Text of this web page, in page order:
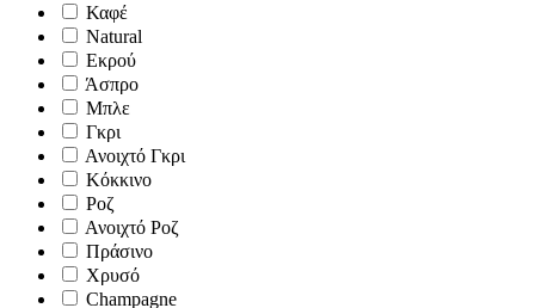
Καφέ
Natural
Εκρού
Άσπρο
Μπλε
Γκρι
Ανοιχτό Γκρι
Κόκκινο
Ροζ
Ανοιχτό Ροζ
Πράσινο
Χρυσό
Champagne